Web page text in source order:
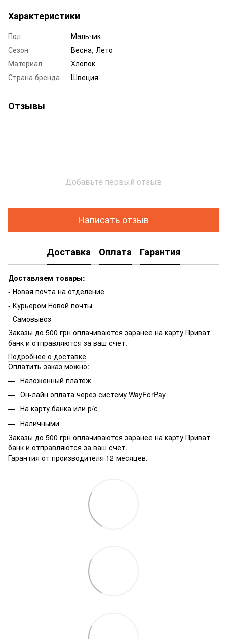
Характеристики
Пол
Мальчик
Сезон
Весна, Лето
Материал
Хлопок
Страна бренда
Швеция
Отзывы
Добавьте первый отзыв
Написать отзыв
Доставка Оплата Гарантия
Доставляем товары:
- Новая почта на отделение
- Курьером Новой почты
- Самовывоз
Заказы до 500 грн оплачиваются заранее на карту Приват
банк и отправляются за ваш счет.
Подробнее о доставке
Оплатить заказ можно:
Наложенный платеж
Он-лайн оплата через систему WayForPay
На карту банка или р/с
Наличными
Заказы до 500 грн оплачиваются заранее на карту Приват
банк и отправляются за ваш счет.
Гарантия от производителя 12 месяцев.